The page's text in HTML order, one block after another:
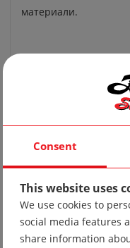
материали.
Consent
This website uses
We use cookies to
social media features
share information